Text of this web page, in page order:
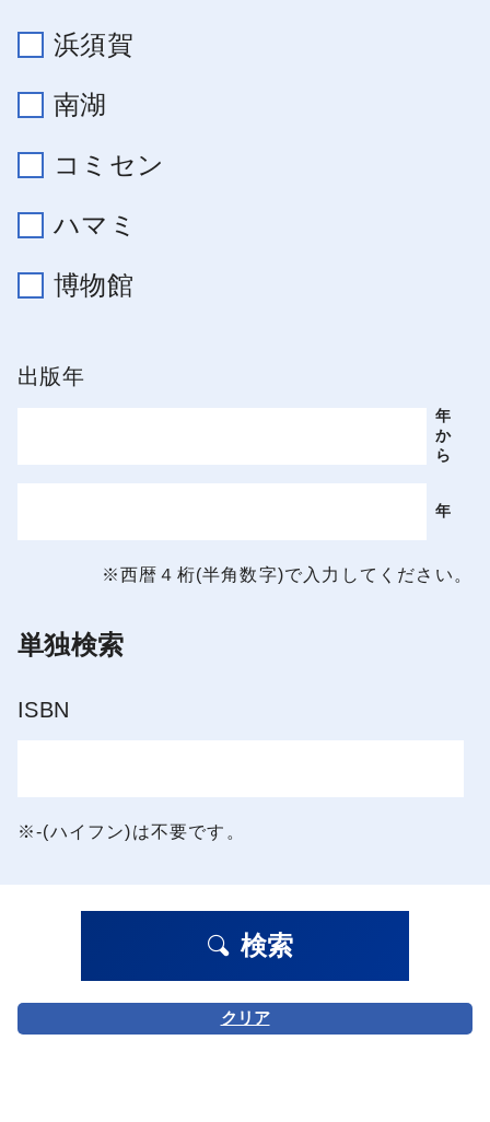
浜須賀
南湖
コミセン
ハマミ
博物館
出版年
年
か
ら
年
※西暦４桁(半角数字)で入力してください。
単独検索
ISBN
※-(ハイフン)は不要です。
検索
クリア